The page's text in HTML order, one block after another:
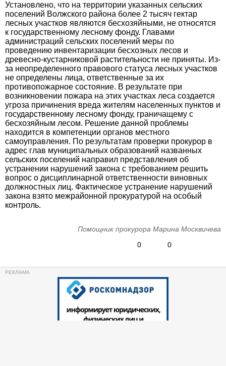
Установлено, что на территории указанных сельских
поселений Волжского района более 2 тысяч гектар
лесных участков являются бесхозяйными, не относятся
к государственному лесному фонду. Главами
администраций сельских поселений меры по
проведению инвентаризации бесхозных лесов и
древесно-кустарниковой растительности не приняты. Из-
за неопределенного правового статуса лесных участков
не определены лица, ответственные за их
противопожарное состояние. В результате при
возникновении пожара на этих участках леса создается
угроза причинения вреда жителям населенных пунктов и
государственному лесному фонду, граничащему с
бесхозяйным лесом. Решение данной проблемы
находится в компетенции органов местного
самоуправления. По результатам проверки прокурор в
адрес глав муниципальных образований названных
сельских поселений направил представления об
устранении нарушений закона с требованием решить
вопрос о дисциплинарной ответственности виновных
должностных лиц. Фактическое устранение нарушений
закона взято межрайонной прокуратурой на особый
контроль.
Помощник прокурора Марина Москвичева
0
0